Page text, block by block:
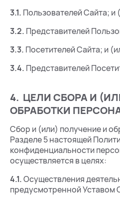
3.1. Пользователей Сайта; и
3.2. Представителей
3.3. Посетителей Сайта; и
3.4. Представителей
4. ЦЕЛИ СБОРА И
ОБРАБОТКИ
Сбор и (или) получение и
Разделе 5 настоящей
конфиденциальности
осуществляется в целях:
4.1.Осуществления
предусмотренной Уставом